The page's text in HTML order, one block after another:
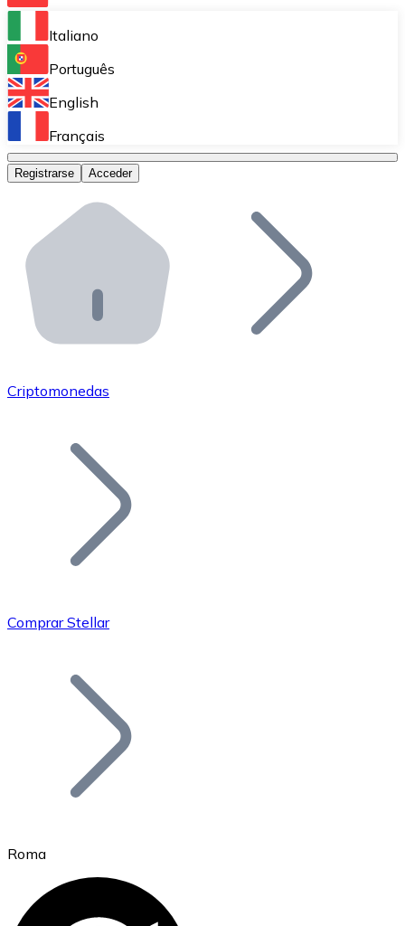
Bitnovo Ramp
Integra nuestra solución en tu plataforma.
Bitnovo Giftcards
Bitnovo OTC
Bitnovo ATM
Integra un ATM Bitnovo en tu negocio y permite que
Bitnovo API
Integra nuestra API en tu ecosistema.
Únete a nuestra red de distribuidores.
Añade tu proyecto a nuestro ecosistema.
Bitcoin
Italiano
Português
English
Français
Registrarse Acceder
Criptomonedas
Comprar Stellar
Roma